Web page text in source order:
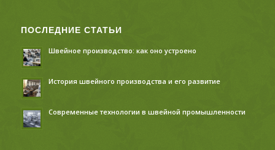
ПОСЛЕДНИЕ СТАТЬИ
Швейное производство: как оно устроено
История швейного производства и его развитие
Современные технологии в швейной промышленности